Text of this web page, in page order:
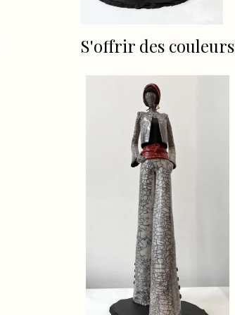
S'offrir des couleurs